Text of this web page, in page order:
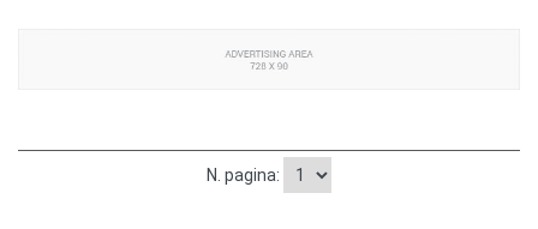
N. pagina: